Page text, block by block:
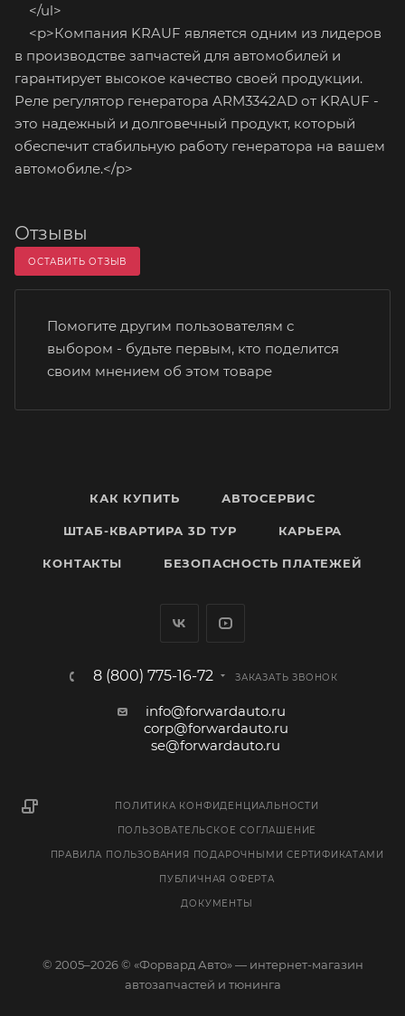
</ul>
<p>Компания KRAUF является одним из лидеров
в производстве запчастей для автомобилей и
гарантирует высокое качество своей продукции.
Реле регулятор генератора ARM3342AD от KRAUF -
это надежный и долговечный продукт, который
обеспечит стабильную работу генератора на вашем
автомобиле.</p>
Отзывы
ОСТАВИТЬ ОТЗЫВ
Помогите другим пользователям с
выбором - будьте первым, кто поделится
своим мнением об этом товаре
КАК КУПИТЬ АВТОСЕРВИС
ШТАБ-КВАРТИРА 3D ТУР КАРЬЕРА
КОНТАКТЫ БЕЗОПАСНОСТЬ ПЛАТЕЖЕЙ
8 (800) 775-16-72 ЗАКАЗАТЬ ЗВОНОК
info@forwardauto.ru
corp@forwardauto.ru
se@forwardauto.ru
ПОЛИТИКА КОНФИДЕНЦИАЛЬНОСТИ
ПОЛЬЗОВАТЕЛЬСКОЕ СОГЛАШЕНИЕ
ПРАВИЛА ПОЛЬЗОВАНИЯ ПОДАРОЧНЫМИ СЕРТИФИКАТАМИ
ПУБЛИЧНАЯ ОФЕРТА
ДОКУМЕНТЫ
© 2005–2026 © «Форвард Авто» — интернет-магазин
автозапчастей и тюнинга